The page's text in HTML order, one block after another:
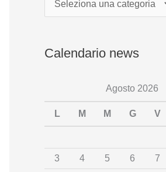
n
w
r
c
a
Calendario news
Agosto 2026
L M M G V
3
4 5 6 7